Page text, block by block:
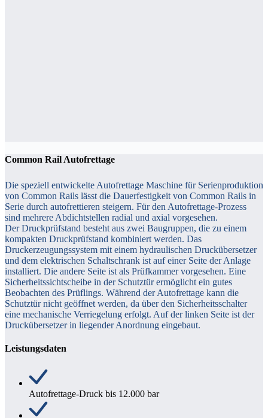
Common Rail Autofrettage
Die speziell entwickelte Autofrettage Maschine für Serienproduktion
von Common Rails lässt die Dauerfestigkeit von Common Rails in
Serie durch autofrettieren steigern. Für den Autofrettage-Prozess
sind mehrere Abdichtstellen radial und axial vorgesehen.
Der Druckprüfstand besteht aus zwei Baugruppen, die zu einem
kompakten Druckprüfstand kombiniert werden. Das
Druckerzeugungssystem mit einem hydraulischen Druckübersetzer
und dem elektrischen Schaltschrank ist auf einer Seite der Anlage
installiert. Die andere Seite ist als Prüfkammer vorgesehen. Eine
Sicherheitssichtscheibe in der Schutztür ermöglicht ein gutes
Beobachten des Prüflings. Während der Autofrettage kann die
Schutztür nicht geöffnet werden, da über den Sicherheitsschalter
eine mechanische Verriegelung erfolgt. Auf der linken Seite ist der
Druckübersetzer in liegender Anordnung eingebaut.
Leistungsdaten
Autofrettage-Druck bis 12.000 bar